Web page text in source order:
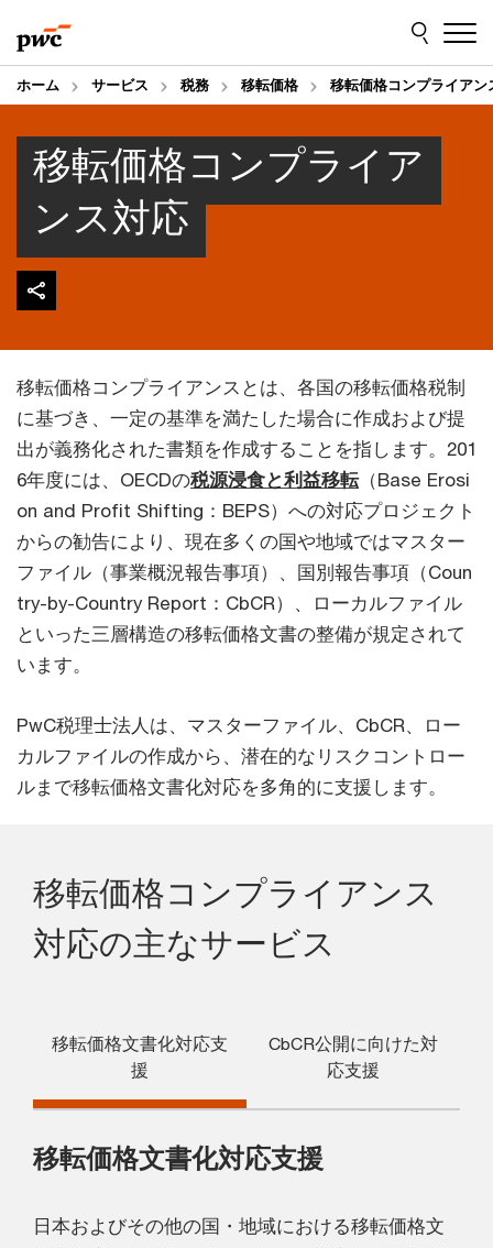
to
content
to
footer
ホーム サービス 税務 移転価格 移転価格コンプライアン
移転価格コンプライア
ンス対応
移転価格コンプライアンスとは、各国の移転価格税制
に基づき、一定の基準を満たした場合に作成および提
出が義務化された書類を作成することを指します。201
6年度には、OECDの税源浸食と利益移転（Base Erosi
on and Profit Shifting：BEPS）への対応プロジェクト
からの勧告により、現在多くの国や地域ではマスター
ファイル（事業概況報告事項）、国別報告事項（Coun
try-by-Country Report：CbCR）、ローカルファイル
といった三層構造の移転価格文書の整備が規定されて
います。
PwC税理士法人は、マスターファイル、CbCR、ロー
カルファイルの作成から、潜在的なリスクコントロー
ルまで移転価格文書化対応を多角的に支援します。
移転価格コンプライアンス
対応の主なサービス
移転価格文書化対応支
援
CbCR公開に向けた対
応支援
移転価格文書化対応支援
日本およびその他の国・地域における移転価格文